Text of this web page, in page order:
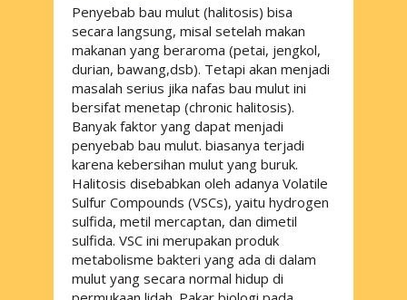
Penyebab bau mulut (halitosis) bisa
secara langsung, misal setelah makan
makanan yang beraroma (petai, jengkol,
durian, bawang,dsb). Tetapi akan menjadi
masalah serius jika nafas bau mulut ini
bersifat menetap (chronic halitosis).
Banyak faktor yang dapat menjadi
penyebab bau mulut. biasanya terjadi
karena kebersihan mulut yang buruk.
Halitosis disebabkan oleh adanya Volatile
Sulfur Compounds (VSCs), yaitu hydrogen
sulfida, metil mercaptan, dan dimetil
sulfida. VSC ini merupakan produk
metabolisme bakteri yang ada di dalam
mulut yang secara normal hidup di